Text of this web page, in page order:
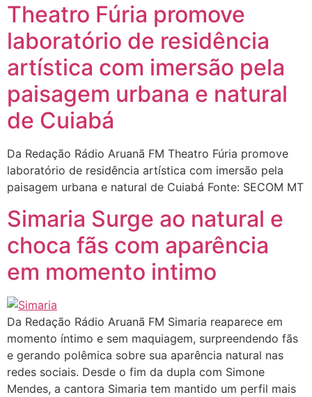
Theatro Fúria promove
laboratório de residência
artística com imersão pela
paisagem urbana e natural
de Cuiabá
Da Redação Rádio Aruanã FM Theatro Fúria promove
laboratório de residência artística com imersão pela
paisagem urbana e natural de Cuiabá Fonte: SECOM MT
Simaria Surge ao natural e
choca fãs com aparência
em momento intimo
Da Redação Rádio Aruanã FM Simaria reaparece em
momento íntimo e sem maquiagem, surpreendendo fãs
e gerando polêmica sobre sua aparência natural nas
redes sociais. Desde o fim da dupla com Simone
Mendes, a cantora Simaria tem mantido um perfil mais